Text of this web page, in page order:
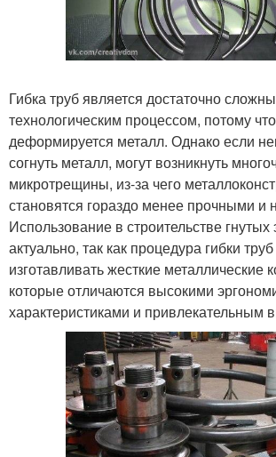
Гибка труб является достаточно
технологическим процессом, потому
деформируется металл. Однако если
согнуть металл, могут возникнуть
микротрещины, из-за чего
становятся гораздо менее прочными
Использование в строительстве
актуально, так как процедура гибки
изготавливать жесткие металлические
которые отличаются высокими
характеристиками и привлекательным